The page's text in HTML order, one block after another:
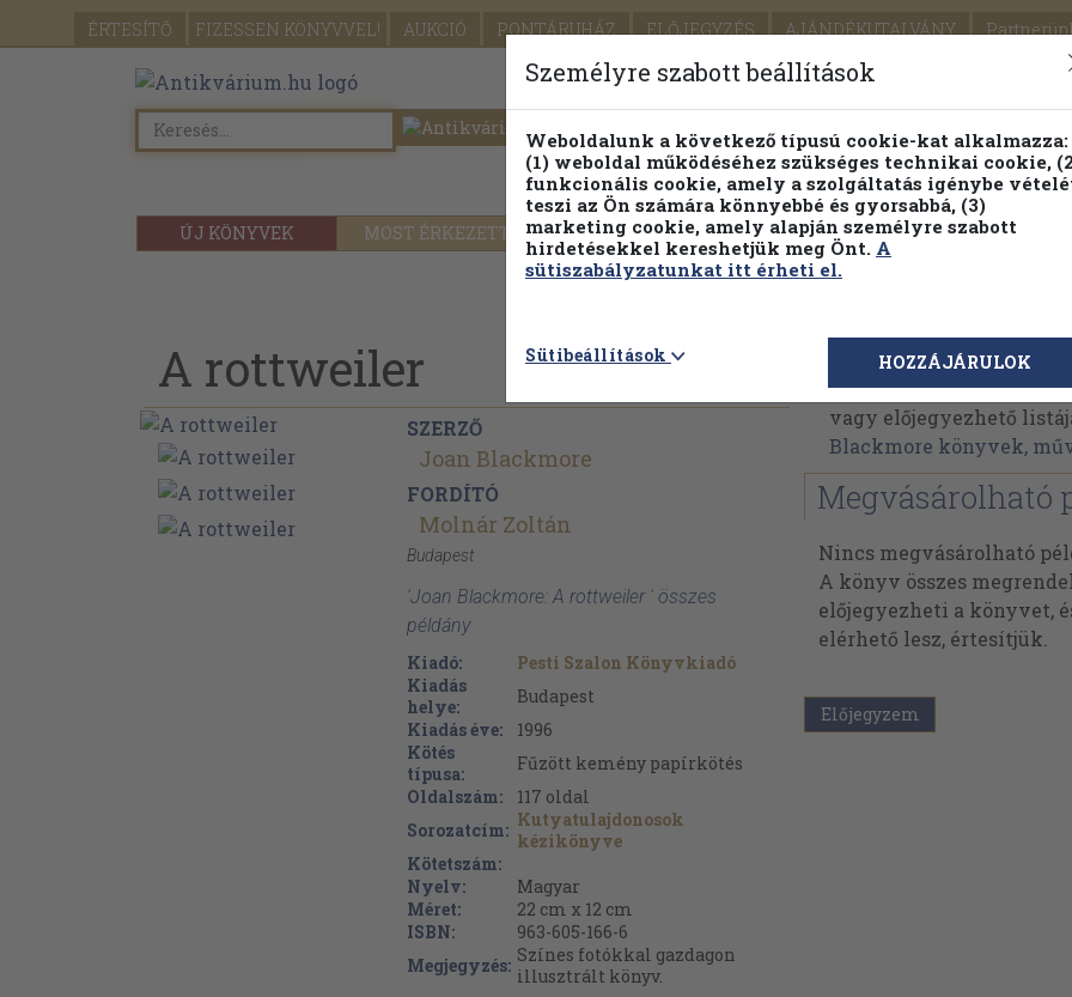
ÉRTESÍTŐ FIZESSEN KÖNYVVEL! AUKCIÓ PONTÁRUHÁZ ELŐJEGYZÉS AJÁNDÉKUTALVÁNY
SEGÍTSÉG
ÚJ KÖNYVEK MOST ÉRKEZETT PILLANATNYI ÁRAINK FENNTARTHATÓ
Részletes kereső Témaköri fa
A rottweiler
SZERZŐ
Joan Blackmore
FORDÍTÓ
Molnár Zoltán
Budapest
'Joan Blackmore: A rottweiler ' összes
példány
Kiadó:
Pesti Szalon Könyvkiadó
Kiadás
helye:
Budapest
Kiadás éve:
1996
Kötés
típusa:
Fűzött kemény papírkötés
Oldalszám:
117 oldal
Sorozatcím: Kutyatulajdonosok
kézikönyve
Kötetszám:
Nyelv:
Magyar
Méret:
22 cm x 12 cm
ISBN:
963-605-166-6
Megjegyzés: Színes fotókkal gazdagon
illusztrált könyv.
Joan Blackmore
Joan Blackmore
vagy előjegyezhető
Blackmore könyvek,
Megvásárolható
Nincs megvásárolható
A könyv összes
előjegyezheti a könyvet,
elérhető lesz, értesítjük.
Előjegyzem
Személyre szabott beállítások
Weboldalunk a következő típusú cookie-kat alkalmazza:
(1) weboldal működéséhez szükséges technikai cookie,
funkcionális cookie, amely a szolgáltatás igénybe
teszi az Ön számára könnyebbé és gyorsabbá, (3)
marketing cookie, amely alapján személyre szabott
hirdetésekkel kereshetjük meg Önt. A
sütiszabályzatunkat itt érheti el.
Sütibeállítások HOZZÁJÁRULOK